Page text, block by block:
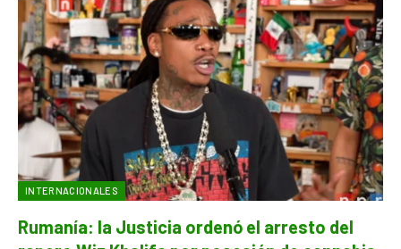
INTERNACIONALES
Rumanía: la Justicia ordenó el arresto del